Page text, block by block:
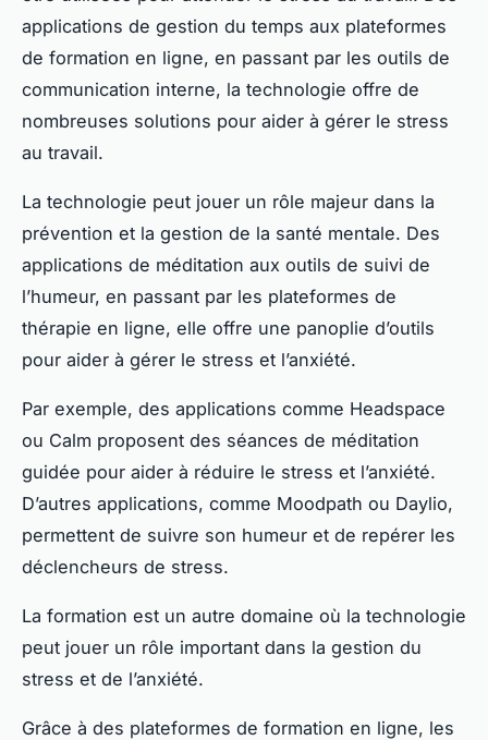
applications de gestion du temps aux plateformes
de formation en ligne, en passant par les outils de
communication interne, la technologie offre de
nombreuses solutions pour aider à gérer le stress
au travail.
La technologie peut jouer un rôle majeur dans la
prévention et la gestion de la santé mentale. Des
applications de méditation aux outils de suivi de
l’humeur, en passant par les plateformes de
thérapie en ligne, elle offre une panoplie d’outils
pour aider à gérer le stress et l’anxiété.
Par exemple, des applications comme Headspace
ou Calm proposent des séances de méditation
guidée pour aider à réduire le stress et l’anxiété.
D’autres applications, comme Moodpath ou Daylio,
permettent de suivre son humeur et de repérer les
déclencheurs de stress.
La formation est un autre domaine où la technologie
peut jouer un rôle important dans la gestion du
stress et de l’anxiété.
Grâce à des plateformes de formation en ligne, les